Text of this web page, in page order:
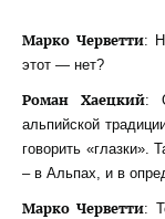
Марко Черветти:
этот — нет?
Роман Хаецкий:
альпийской
говорить «глазки».
– в Альпах, и в
Марко Черветти: